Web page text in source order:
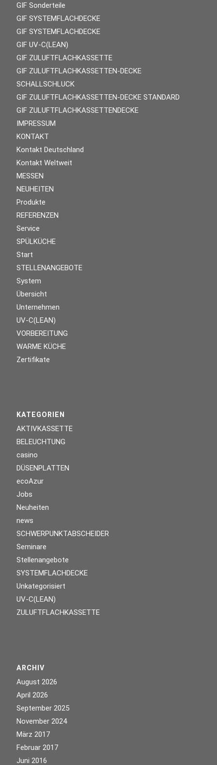
GIF Sonderteile
GIF SYSTEMFLACHDECKE
GIF SYSTEMFLACHDECKE
GIF UV-C(LEAN)
GIF ZULUFTFLACHKASSETTE
GIF ZULUFTFLACHKASSETTEN-DECKE
SCHALLSCHLUCK
GIF ZULUFTFLACHKASSETTEN-DECKE STANDARD
GIF ZULUFTFLACHKASSETTENDECKE
IMPRESSUM
KONTAKT
Kontakt Deutschland
Kontakt Weltweit
MESSEN
NEUHEITEN
Produkte
REFERENZEN
Service
SPÜLKÜCHE
Start
STELLENANGEBOTE
System
Übersicht
Unternehmen
UV-C(LEAN)
VORBEREITUNG
WARME KÜCHE
Zertifikate
KATEGORIEN
AKTIVKASSETTE
BELEUCHTUNG
casino
DÜSENPLATTEN
ecoAzur
Jobs
Neuheiten
news
SCHWERPUNKTABSCHEIDER
Seminare
Stellenangebote
SYSTEMFLACHDECKE
Unkategorisiert
UV-C(LEAN)
ZULUFTFLACHKASSETTE
ARCHIV
August 2026
April 2026
September 2025
November 2024
März 2017
Februar 2017
Juni 2016